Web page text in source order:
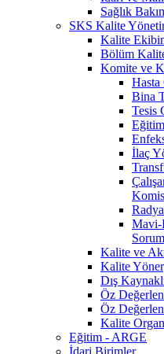
Sağlık
SKS Kalite
Kalite
Bölüm
Komite ve
Bina
Tesis
İlaç
Mavi-
Kalite ve
Kalite
Dış
Öz
Öz
Kalite
Eğitim - ARGE
İdari Birimler